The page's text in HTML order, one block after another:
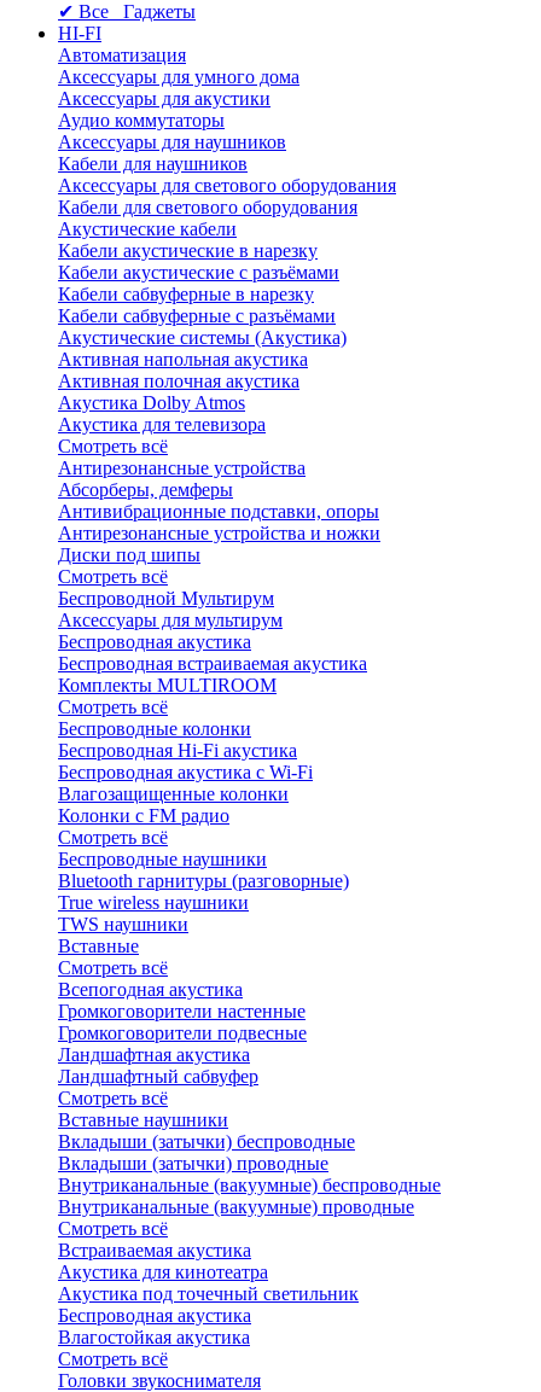
✔ Все Гаджеты
HI-FI
Автоматизация
Аксессуары для умного дома
Аксессуары для акустики
Аудио коммутаторы
Аксессуары для наушников
Кабели для наушников
Аксессуары для светового оборудования
Кабели для светового оборудования
Акустические кабели
Кабели акустические в нарезку
Кабели акустические с разъёмами
Кабели сабвуферные в нарезку
Кабели сабвуферные с разъёмами
Акустические системы (Акустика)
Активная напольная акустика
Активная полочная акустика
Акустика Dolby Atmos
Акустика для телевизора
Смотреть всё
Антирезонансные устройства
Абсорберы, демферы
Антивибрационные подставки, опоры
Антирезонансные устройства и ножки
Диски под шипы
Смотреть всё
Беспроводной Мультирум
Аксессуары для мультирум
Беспроводная акустика
Беспроводная встраиваемая акустика
Комплекты MULTIROOM
Смотреть всё
Беспроводные колонки
Беспроводная Hi-Fi акустика
Беспроводная акустика с Wi-Fi
Влагозащищенные колонки
Колонки с FM радио
Смотреть всё
Беспроводные наушники
Bluetоoth гарнитуры (разговорные)
True wireless наушники
TWS наушники
Вставные
Смотреть всё
Всепогодная акустика
Громкоговорители настенные
Громкоговорители подвесные
Ландшафтная акустика
Ландшафтный сабвуфер
Смотреть всё
Вставные наушники
Вкладыши (затычки) беспроводные
Вкладыши (затычки) проводные
Внутриканальные (вакуумные) беспроводные
Внутриканальные (вакуумные) проводные
Смотреть всё
Встраиваемая акустика
Акустика для кинотеатра
Акустика под точечный светильник
Беспроводная акустика
Влагостойкая акустика
Смотреть всё
Головки звукоснимателя